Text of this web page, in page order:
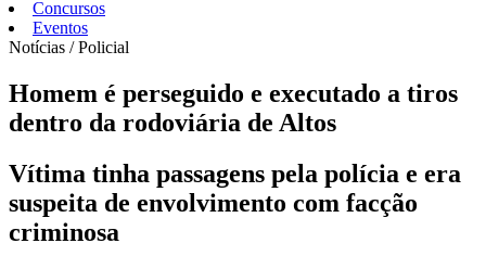
Concursos
Eventos
Notícias / Policial
Homem é perseguido e executado a tiros
dentro da rodoviária de Altos
Vítima tinha passagens pela polícia e era
suspeita de envolvimento com facção
criminosa